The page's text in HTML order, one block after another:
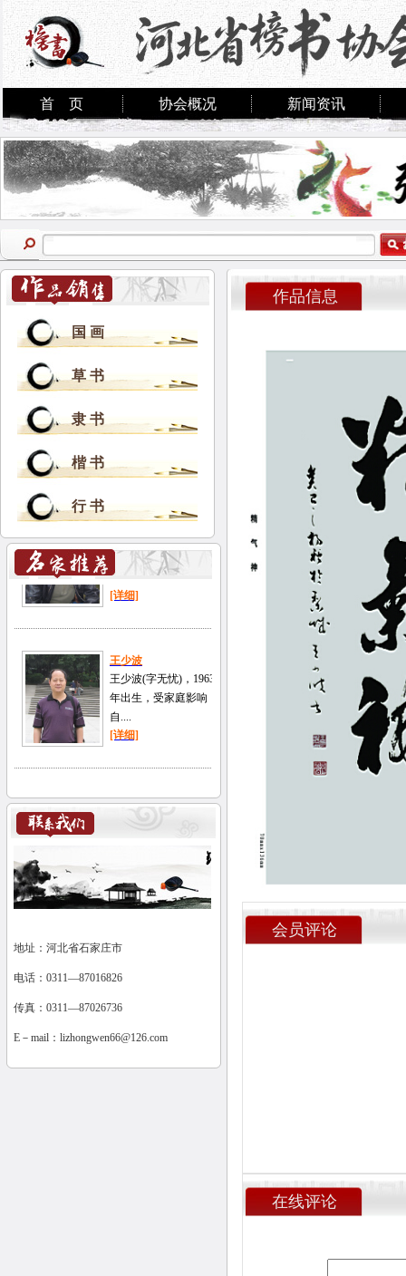
首 页 协会概况 新闻资讯
国 画
草 书
隶 书
楷 书
行 书
地址：河北省石家庄市
电话：0311—87016826
传真：0311—87026736
E－mail： lizhongwen66@126.com
作品信息
会员评论
在线评论